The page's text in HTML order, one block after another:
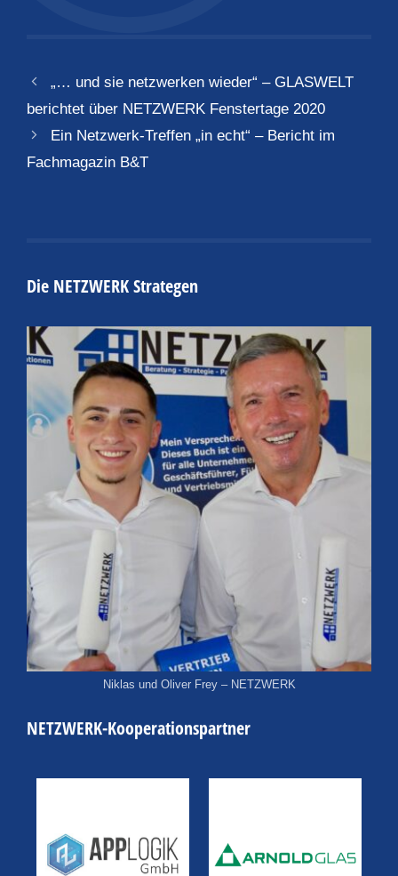
„… und sie netzwerken wieder“ – GLASWELT
berichtet über NETZWERK Fenstertage 2020
Ein Netzwerk-Treffen „in echt“ – Bericht im
Fachmagazin B&T
Die NETZWERK Strategen
Niklas und Oliver Frey – NETZWERK
NETZWERK-Kooperationspartner